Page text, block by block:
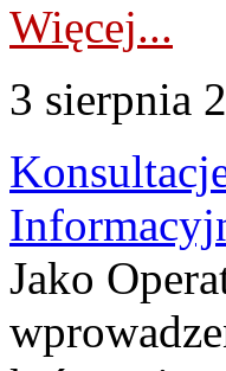
Więcej...
3 sierpnia
Jako